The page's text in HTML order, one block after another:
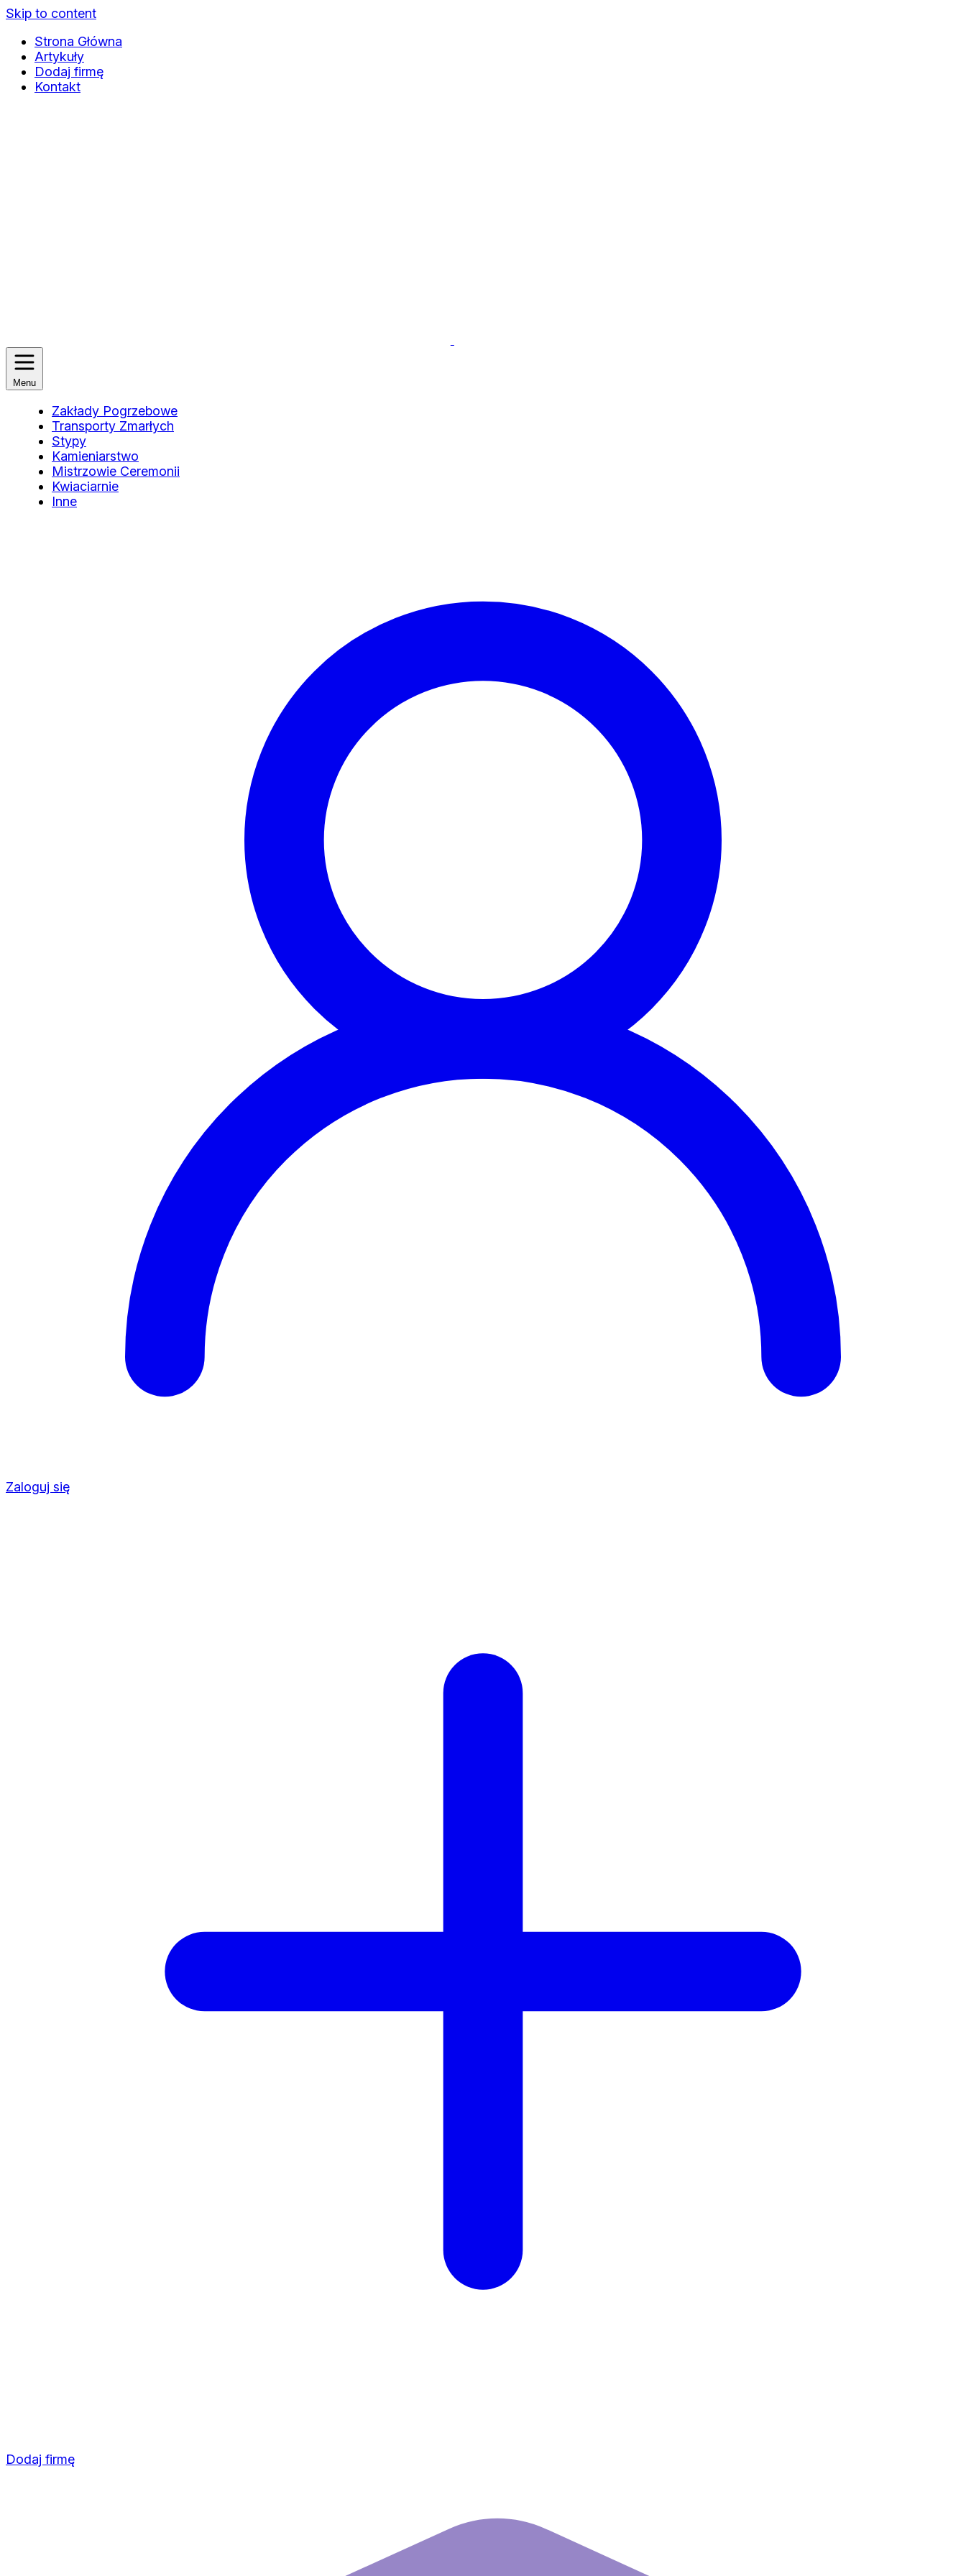
Skip to content
Strona Główna
Artykuły
Dodaj firmę
Kontakt
Menu
Zakłady Pogrzebowe
Transporty Zmarłych
Stypy
Kamieniarstwo
Mistrzowie Ceremonii
Kwiaciarnie
Inne
Zaloguj się
Dodaj firmę